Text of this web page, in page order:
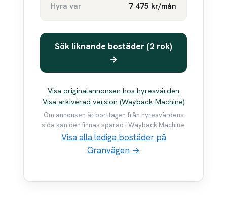
Hyra var
7 475 kr/mån
Sök liknande bostäder (2 rok)
→
Visa originalannonsen hos hyresvärden
Visa arkiverad version (Wayback Machine)
Om annonsen är borttagen från hyresvärdens
sida kan den finnas sparad i Wayback Machine.
Visa alla lediga bostäder på
Granvägen →